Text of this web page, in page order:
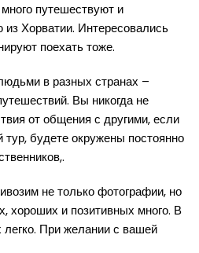
путешествуют и
Хорватии. Интересовались
поехать тоже.
в разных странах –
Вы никогда не
от общения с другими, если
тур, будете окружены постоянно
не только фотографии, но
хороших и позитивных много. В
легко. При желании с вашей